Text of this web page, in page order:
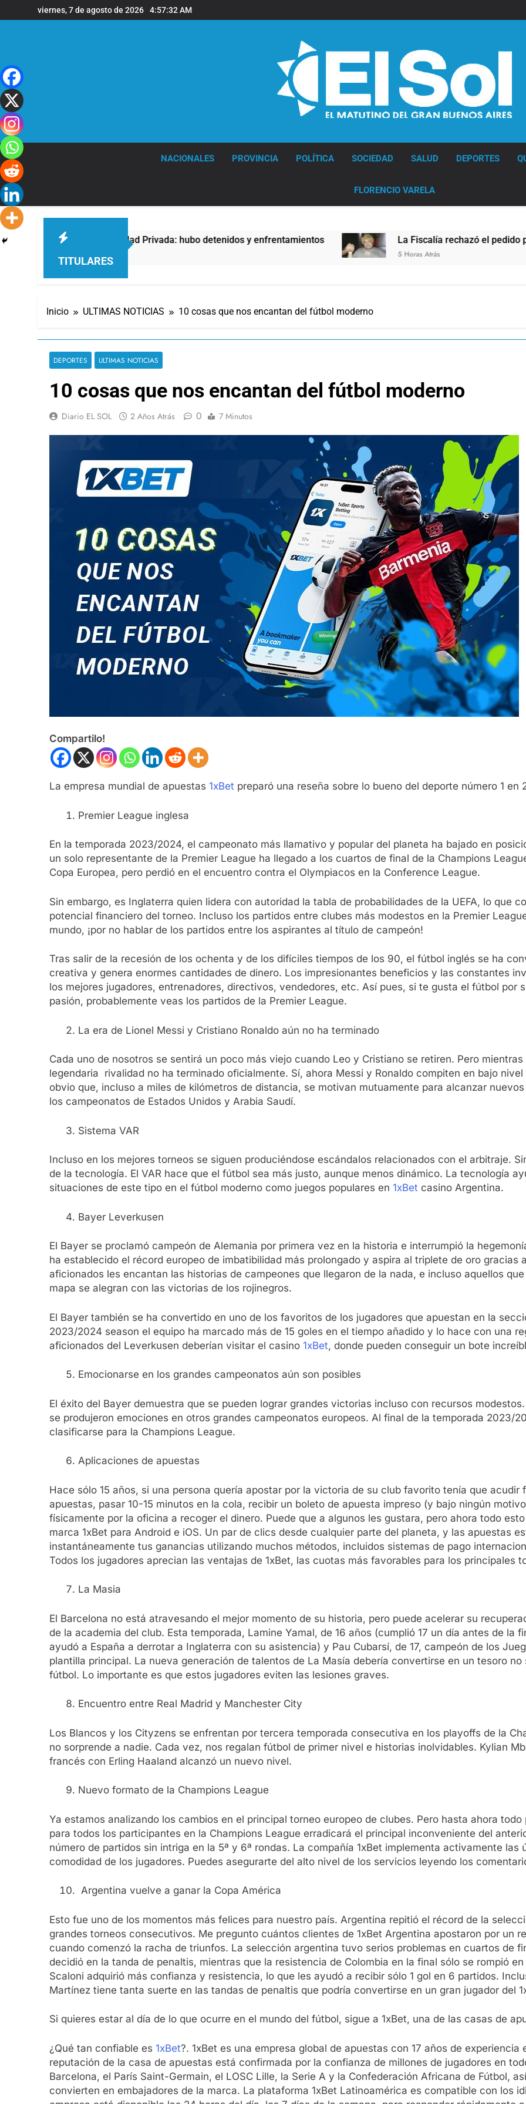
al
viernes, 7 de agosto de 2026 4:57:33 AM
NACIONALES PROVINCIA POLÍTICA SOCIEDAD SALUD DEPORTES
FLORENCIO VARELA
TITULARES
Propiedad Privada: hubo detenidos y enfrentamientos La Fiscalía rechazó el pedido para suspender
5 Horas Atrás
Inicio ULTIMAS NOTICIAS 10 cosas que nos encantan del fútbol moderno
DEPORTES ULTIMAS NOTICIAS
10 cosas que nos encantan del fútbol moderno
Diario EL SOL 2 Años Atrás 0 7 Minutos
Compartilo!
La empresa mundial de apuestas 1xBet preparó una reseña sobre lo bueno del deporte número 1 en
Premier League inglesa
En la temporada 2023/2024, el campeonato más llamativo y popular del planeta ha bajado en
un solo representante de la Premier League ha llegado a los cuartos de final de la Champions
Copa Europea, pero perdió en el encuentro contra el Olympiacos en la Conference League.
Sin embargo, es Inglaterra quien lidera con autoridad la tabla de probabilidades de la UEFA, lo que
potencial financiero del torneo. Incluso los partidos entre clubes más modestos en la Premier
mundo, ¡por no hablar de los partidos entre los aspirantes al título de campeón!
Tras salir de la recesión de los ochenta y de los difíciles tiempos de los 90, el fútbol inglés se ha
creativa y genera enormes cantidades de dinero. Los impresionantes beneficios y las constantes
los mejores jugadores, entrenadores, directivos, vendedores, etc. Así pues, si te gusta el fútbol
pasión, probablemente veas los partidos de la Premier League.
La era de Lionel Messi y Cristiano Ronaldo aún no ha terminado
Cada uno de nosotros se sentirá un poco más viejo cuando Leo y Cristiano se retiren. Pero
legendaria rivalidad no ha terminado oficialmente. Sí, ahora Messi y Ronaldo compiten en bajo
obvio que, incluso a miles de kilómetros de distancia, se motivan mutuamente para alcanzar
los campeonatos de Estados Unidos y Arabia Saudí.
Sistema VAR
Incluso en los mejores torneos se siguen produciéndose escándalos relacionados con el arbitraje.
de la tecnología. El VAR hace que el fútbol sea más justo, aunque menos dinámico. La tecnología
situaciones de este tipo en el fútbol moderno como juegos populares en 1xBet casino Argentina.
Bayer Leverkusen
El Bayer se proclamó campeón de Alemania por primera vez en la historia e interrumpió la
ha establecido el récord europeo de imbatibilidad más prolongado y aspira al triplete de oro gracias
aficionados les encantan las historias de campeones que llegaron de la nada, e incluso aquellos
mapa se alegran con las victorias de los rojinegros.
El Bayer también se ha convertido en uno de los favoritos de los jugadores que apuestan en la
2023/2024 season el equipo ha marcado más de 15 goles en el tiempo añadido y lo hace con una
aficionados del Leverkusen deberían visitar el casino 1xBet, donde pueden conseguir un bote
Emocionarse en los grandes campeonatos aún son posibles
El éxito del Bayer demuestra que se pueden lograr grandes victorias incluso con recursos
se produjeron emociones en otros grandes campeonatos europeos. Al final de la temporada 2023/
clasificarse para la Champions League.
Aplicaciones de apuestas
Hace sólo 15 años, si una persona quería apostar por la victoria de su club favorito tenía que
apuestas, pasar 10-15 minutos en la cola, recibir un boleto de apuesta impreso (y bajo ningún
físicamente por la oficina a recoger el dinero. Puede que a algunos les gustara, pero ahora todo
marca 1xBet para Android e iOS. Un par de clics desde cualquier parte del planeta, y las apuestas
instantáneamente tus ganancias utilizando muchos métodos, incluidos sistemas de pago
Todos los jugadores aprecian las ventajas de 1xBet, las cuotas más favorables para los principales
La Masia
El Barcelona no está atravesando el mejor momento de su historia, pero puede acelerar su
de la academia del club. Esta temporada, Lamine Yamal, de 16 años (cumplió 17 un día antes de la
ayudó a España a derrotar a Inglaterra con su asistencia) y Pau Cubarsí, de 17, campeón de los
plantilla principal. La nueva generación de talentos de La Masía debería convertirse en un tesoro
fútbol. Lo importante es que estos jugadores eviten las lesiones graves.
Encuentro entre Real Madrid y Manchester City
Los Blancos y los Cityzens se enfrentan por tercera temporada consecutiva en los playoffs de la
no sorprende a nadie. Cada vez, nos regalan fútbol de primer nivel e historias inolvidables. Kylian
francés con Erling Haaland alcanzó un nuevo nivel.
Nuevo formato de la Champions League
Ya estamos analizando los cambios en el principal torneo europeo de clubes. Pero hasta ahora
para todos los participantes en la Champions League erradicará el principal inconveniente del
número de partidos sin intriga en la 5ª y 6ª rondas. La compañía 1xBet implementa activamente
comodidad de los jugadores. Puedes asegurarte del alto nivel de los servicios leyendo los
Argentina vuelve a ganar la Copa América
Esto fue uno de los momentos más felices para nuestro país. Argentina repitió el récord de la
grandes torneos consecutivos. Me pregunto cuántos clientes de 1xBet Argentina apostaron por un
cuando comenzó la racha de triunfos. La selección argentina tuvo serios problemas en cuartos de
decidió en la tanda de penaltis, mientras que la resistencia de Colombia en la final sólo se rompió
Scaloni adquirió más confianza y resistencia, lo que les ayudó a recibir sólo 1 gol en 6 partidos.
Martínez tiene tanta suerte en las tandas de penaltis que podría convertirse en un gran jugador del
Si quieres estar al día de lo que ocurre en el mundo del fútbol, sigue a 1xBet, una de las casas de
¿Qué tan confiable es 1xBet?. 1xBet es una empresa global de apuestas con 17 años de
reputación de la casa de apuestas está confirmada por la confianza de millones de jugadores en
Barcelona, el París Saint-Germain, el LOSC Lille, la Serie A y la Confederación Africana de Fútbol,
convierten en embajadores de la marca. La plataforma 1xBet Latinoamérica es compatible con los